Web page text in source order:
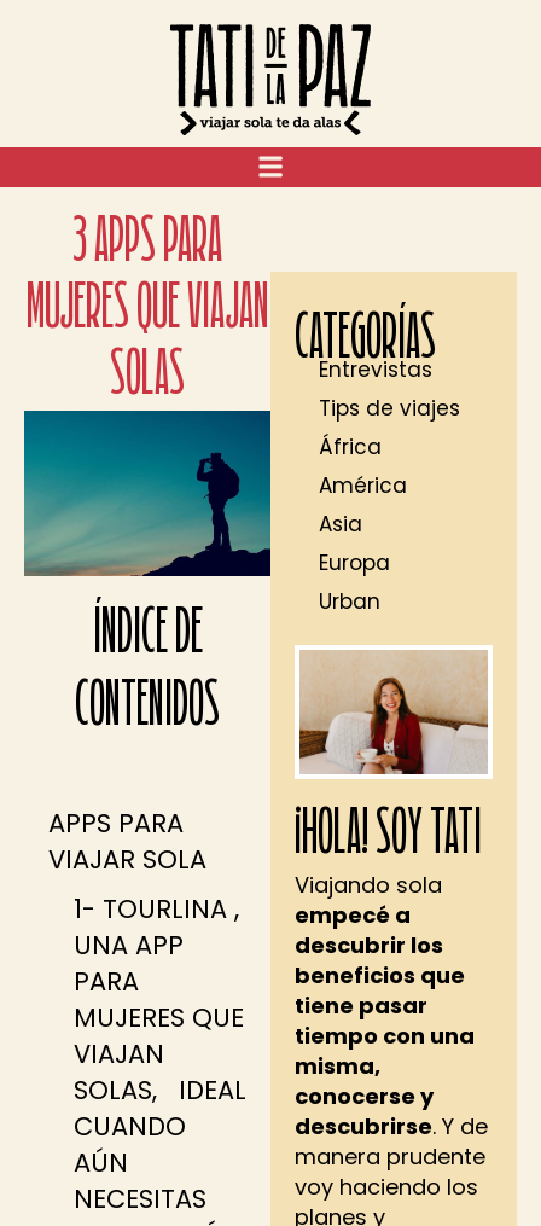
3 APPS PARA
MUJERES QUE VIAJAN
SOLAS
ÍNDICE DE
CONTENIDOS
APPS PARA
VIAJAR SOLA
1- TOURLINA ,
UNA APP
PARA
MUJERES QUE
VIAJAN
SOLAS, IDEAL
CUANDO
AÚN
NECESITAS
CATEGORÍAS
Entrevistas
Tips de viajes
África
América
Asia
Europa
Urban
¡HOLA! SOY TATI
Viajando sola
empecé a
descubrir los
beneficios que
tiene pasar
tiempo con una
misma,
conocerse y
descubrirse. Y de
manera prudente
voy haciendo los
planes y